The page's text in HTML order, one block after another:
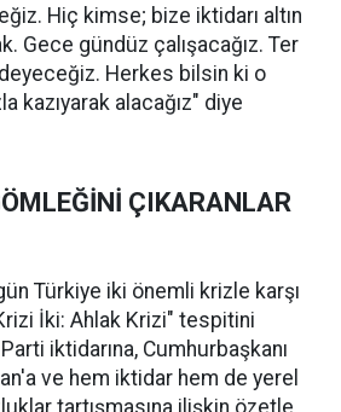
Hiç kimse; bize iktidarı altın
Gece gündüz çalışacağız. Ter
Herkes bilsin ki o
kazıyarak alacağız" diye
ÇIKARANLAR
Türkiye iki önemli krizle karşı
İki: Ahlak Krizi" tespitini
iktidarına, Cumhurbaşkanı
ve hem iktidar hem de yerel
tartışmasına ilişkin özetle